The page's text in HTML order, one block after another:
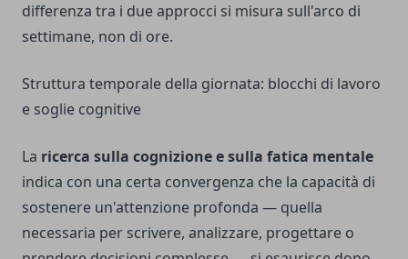
differenza tra i due approcci si misura sull'arco di
settimane, non di ore.
Struttura temporale della giornata: blocchi di lavoro
e soglie cognitive
La ricerca sulla cognizione e sulla fatica mentale
indica con una certa convergenza che la capacità di
sostenere un'attenzione profonda — quella
necessaria per scrivere, analizzare, progettare o